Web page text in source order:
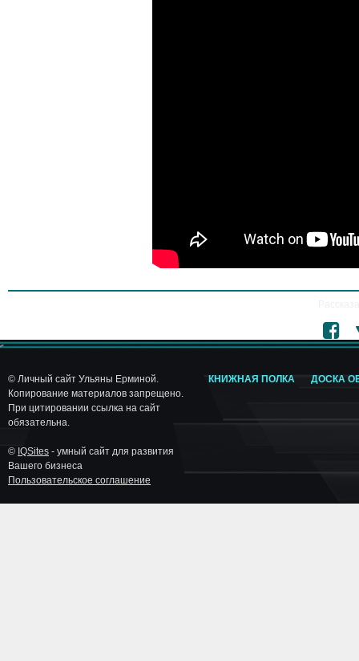
© Личный сайт Ульяны Ерминой.
Копирование материалов запрещено.
При цитировании ссылка на сайт
обязательна.
© IQSites - умный сайт для развития
Вашего бизнеса
Пользовательское соглашение
КНИЖНАЯ ПОЛКА ДОСКА